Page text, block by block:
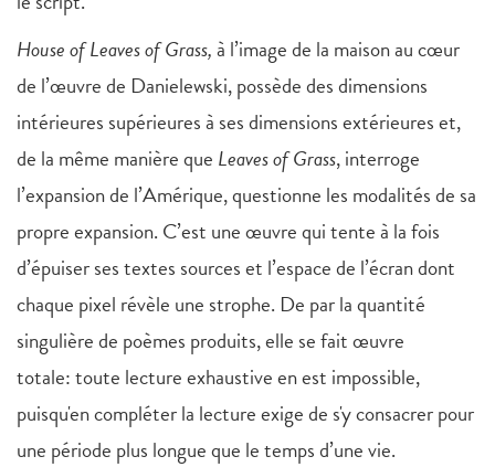
House of Leaves of Grass,à l’image de la maison au cœur
de l’œuvre de Danielewski, possède des dimensions
intérieures supérieures à ses dimensions extérieures et,
de la même manière que Leaves of Grass, interroge
l’expansion de l’Amérique, questionne les modalités de sa
propre expansion. C’est une œuvre qui tente à la fois
d’épuiser ses textes sources et l’espace de l’écran dont
chaque pixel révèle une strophe. De par la quantité
singulière de poèmes produits, elle se fait œuvre
totale: toute lecture exhaustive en est impossible,
puisqu'en compléter la lecture exige de s'y consacrer pour
une période plus longue que le temps d’une vie.